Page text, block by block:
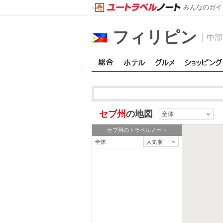
フィリピン 中
セブ州の地図 全体
セブ州 のトラベルノート
全体
人気順
みんなのガ